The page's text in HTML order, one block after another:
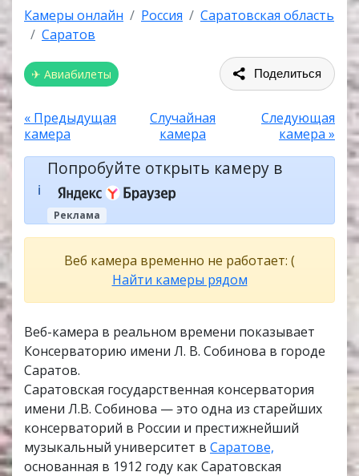
Камеры онлайн Россия
Саратовская область
Саратов
✈ Авиабилеты Поделиться
« Предыдущая
камера
Случайная
камера
Следующая
камера »
ℹ️
Попробуйте открыть камеру в
Реклама
Веб камера временно не работает: (
Найти камеры рядом
Веб-камера в реальном времени показывает
Консерваторию имени Л. В. Собинова в городе
Саратов.
Саратовская государственная консерватория
имени Л.В. Собинова — это одна из старейших
консерваторий в России и престижнейший
музыкальный университет в Саратове,
основанная в 1912 году как Саратовская